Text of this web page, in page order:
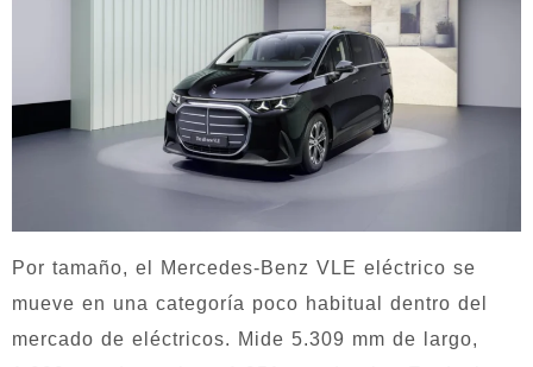
Por tamaño, el Mercedes-Benz VLE eléctrico se
mueve en una categoría poco habitual dentro del
mercado de eléctricos. Mide 5.309 mm de largo,